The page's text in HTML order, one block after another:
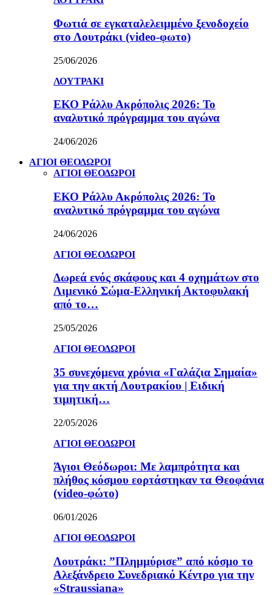
Φωτιά σε εγκαταλελειμμένο ξενοδοχείο
στο Λουτράκι (video-φωτο)
25/06/2026
ΛΟΥΤΡΑΚΙ
ΕΚΟ Ράλλυ Ακρόπολις 2026: Το
αναλυτικό πρόγραμμα του αγώνα
24/06/2026
ΑΓΙΟΙ ΘΕΟΔΩΡΟΙ
ΑΓΙΟΙ ΘΕΟΔΩΡΟΙ
ΕΚΟ Ράλλυ Ακρόπολις 2026: Το
αναλυτικό πρόγραμμα του αγώνα
24/06/2026
ΑΓΙΟΙ ΘΕΟΔΩΡΟΙ
Δωρεά ενός σκάφους και 4 οχημάτων στο
Λιμενικό Σώμα-Ελληνική Ακτοφυλακή
από το…
25/05/2026
ΑΓΙΟΙ ΘΕΟΔΩΡΟΙ
35 συνεχόμενα χρόνια «Γαλάζια Σημαία»
για την ακτή Λουτρακίου | Ειδική
τιμητική…
22/05/2026
ΑΓΙΟΙ ΘΕΟΔΩΡΟΙ
Άγιοι Θεόδωροι: Με λαμπρότητα και
πλήθος κόσμου εορτάστηκαν τα Θεοφάνια
(video-φώτο)
06/01/2026
ΑΓΙΟΙ ΘΕΟΔΩΡΟΙ
Λουτράκι: ”Πλημμύρισε” από κόσμο το
Αλεξάνδρειο Συνεδριακό Κέντρο για την
«Straussiana»